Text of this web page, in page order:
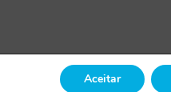
Aceitar